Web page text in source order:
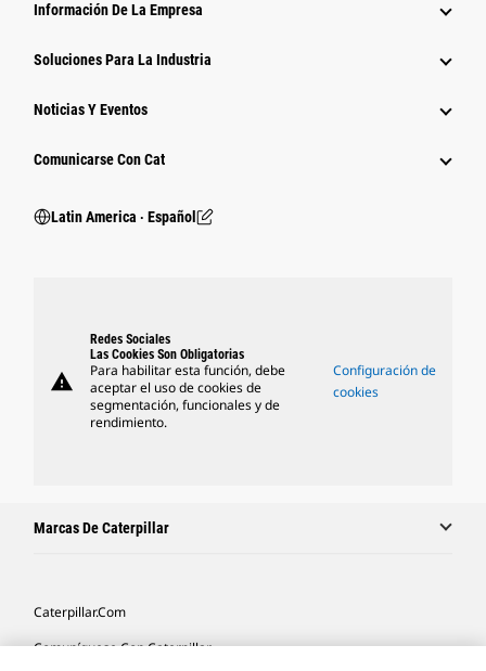
Información De La Empresa
Soluciones Para La Industria
Noticias Y Eventos
Comunicarse Con Cat
Latin America ‧ Español
warning
Redes Sociales
Las Cookies Son Obligatorias
Para habilitar esta función, debe
aceptar el uso de cookies de
segmentación, funcionales y de
rendimiento.
Configuración de
cookies
Marcas De Caterpillar
Caterpillar.com
Comuníquese Con Caterpillar